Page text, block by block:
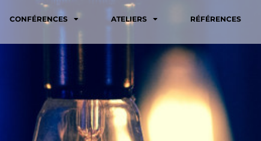
CONFÉRENCES ATELIERS RÉFÉRENCES